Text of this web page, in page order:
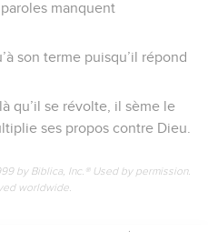
manquent
son terme puisqu’il répond
qu’il se révolte, il sème le
ses propos contre Dieu.
by Biblica, Inc.® Used by permission.
worldwide.